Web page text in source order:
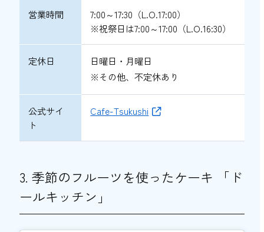
営業時間
7:00～17:30（L.O.17:00）
※祝祭日は7:00～17:00（L.O.16:30）
定休日
日曜日・月曜日
※その他、不定休あり
公式サイ
ト
Cafe-Tsukushi
3. 季節のフルーツを使ったケーキ 「ド
ールキッチン」